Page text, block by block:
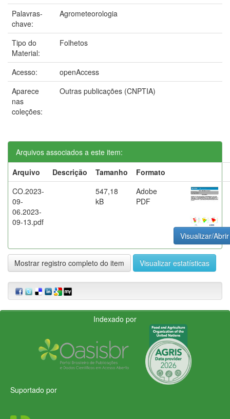
Palavras-
chave:
Agrometeorologia
Tipo do
Material:
Folhetos
Acesso:
openAccess
Aparece
nas
coleções:
Outras publicações (CNPTIA)
Arquivos associados a este item:
Arquivo
Descrição Tamanho
Formato
CO.2023-
09-
06.2023-
09-13.pdf
547,18
kB
Adobe
PDF
Visualizar/Abrir
Mostrar registro completo do item Visualizar estatísticas
Indexado por
Suportado por